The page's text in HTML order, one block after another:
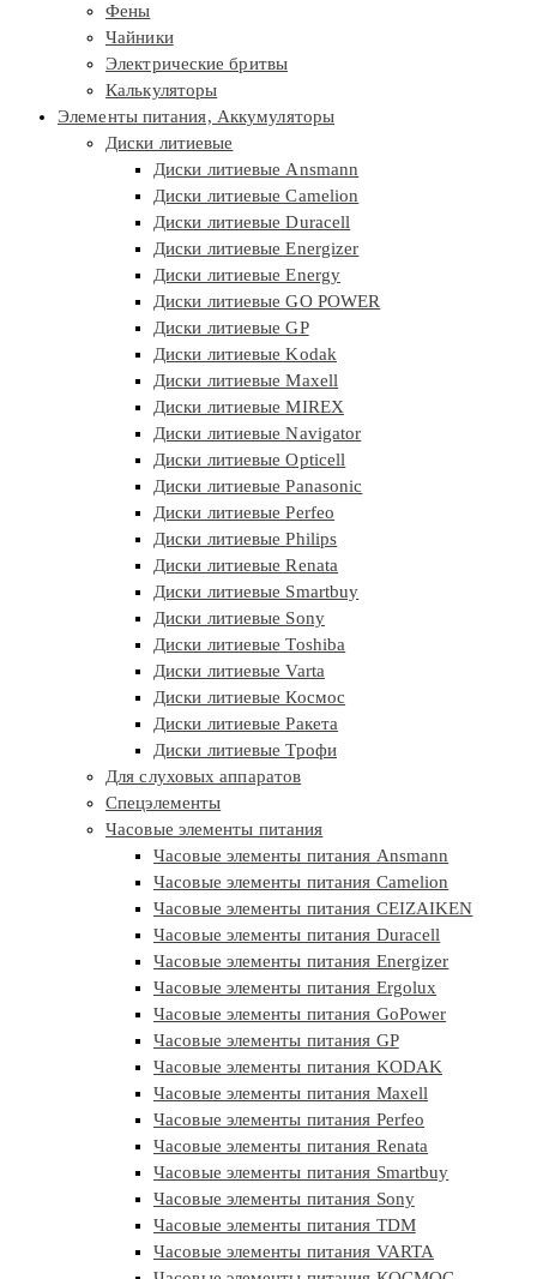
Фены
Чайники
Электрические бритвы
Калькуляторы
Элементы питания, Аккумуляторы
Диски литиевые
Диски литиевые Ansmann
Диски литиевые Camelion
Диски литиевые Duracell
Диски литиевые Energizer
Диски литиевые Energy
Диски литиевые GO POWER
Диски литиевые GP
Диски литиевые Kodak
Диски литиевые Maxell
Диски литиевые MIREX
Диски литиевые Navigator
Диски литиевые Opticell
Диски литиевые Panasonic
Диски литиевые Perfeo
Диски литиевые Philips
Диски литиевые Renata
Диски литиевые Smartbuy
Диски литиевые Sony
Диски литиевые Toshiba
Диски литиевые Varta
Диски литиевые Космос
Диски литиевые Ракета
Диски литиевые Трофи
Для слуховых аппаратов
Спецэлементы
Часовые элементы питания
Часовые элементы питания Ansmann
Часовые элементы питания Camelion
Часовые элементы питания CEIZAIKEN
Часовые элементы питания Duracell
Часовые элементы питания Energizer
Часовые элементы питания Ergolux
Часовые элементы питания GoPower
Часовые элементы питания GP
Часовые элементы питания KODAK
Часовые элементы питания Maxell
Часовые элементы питания Perfeo
Часовые элементы питания Renata
Часовые элементы питания Smartbuy
Часовые элементы питания Sony
Часовые элементы питания TDM
Часовые элементы питания VARTA